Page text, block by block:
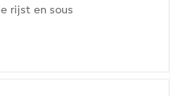
rijst en sous